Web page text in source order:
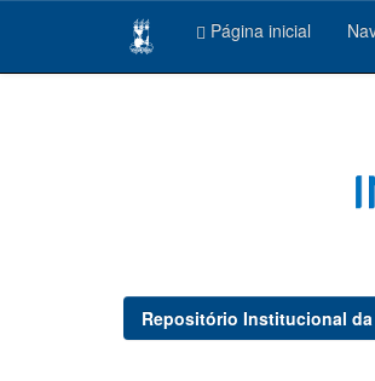
Página inicial
Repositório Institucional da